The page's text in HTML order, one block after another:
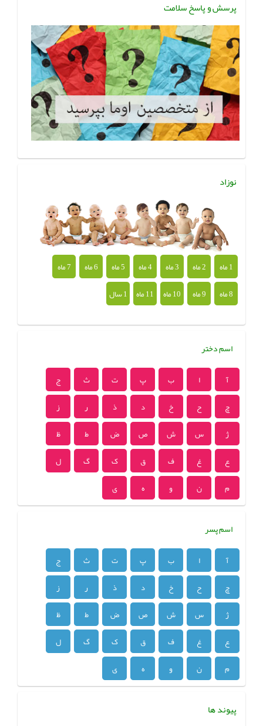
پرسش و پاسخ سلامت
نوزاد
1 ماه 2 ماه 3 ماه 4 ماه 5 ماه 6 ماه
7 ماه
8 ماه
9 ماه 10 ماه 11 ماه 1 سال
اسم دختر
آ ا ب پ ت ث
ج
چ
ح خ د ذ ر
ز
ژ
س ش ص ض ط
ظ
ع
غ ف ق ک گ
ل
م
ن و ه ی
اسم پسر
آ ا ب پ ت ث
ج
چ
ح خ د ذ ر
ز
ژ
س ش ص ض ط
ظ
ع
غ ف ق ک گ
ل
م
ن و ه ی
پیوند ها